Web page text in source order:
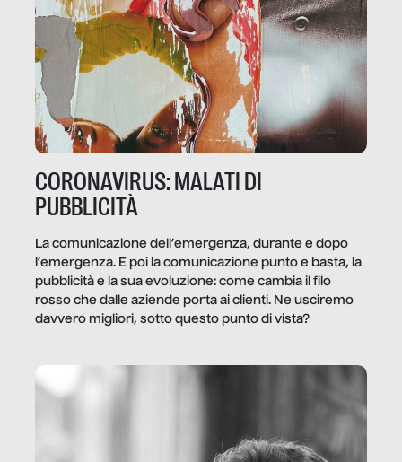
CORONAVIRUS: MALATI DI
PUBBLICITÀ
La comunicazione dell’emergenza, durante e dopo
l’emergenza. E poi la comunicazione punto e basta, la
pubblicità e la sua evoluzione: come cambia il filo
rosso che dalle aziende porta ai clienti. Ne usciremo
davvero migliori, sotto questo punto di vista?